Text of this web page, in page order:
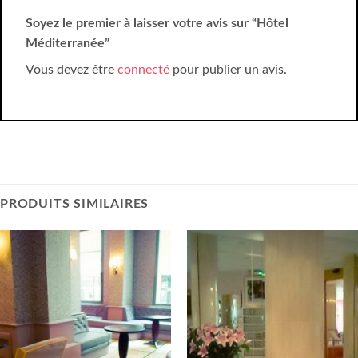
Soyez le premier à laisser votre avis sur “Hôtel
Méditerranée”
Vous devez être connecté pour publier un avis.
PRODUITS SIMILAIRES